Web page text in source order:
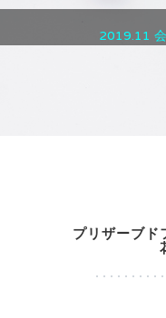
2019.11
プリザーブド